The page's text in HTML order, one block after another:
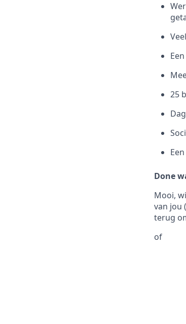
25
Done
Mooi,
van jou
terug
of